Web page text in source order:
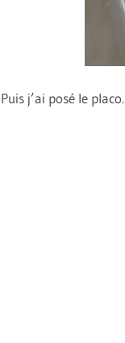
Puis j’ai posé le placo.